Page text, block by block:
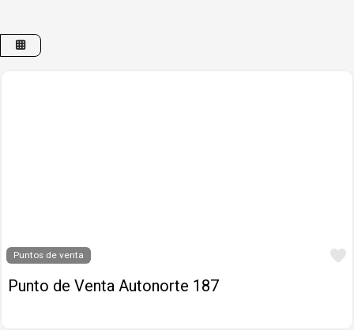
Puntos de venta
Punto de Venta Autonorte 187